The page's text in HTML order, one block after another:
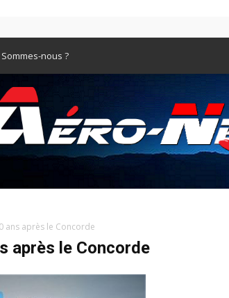
nous ?
ans après le Concorde
après le Concorde